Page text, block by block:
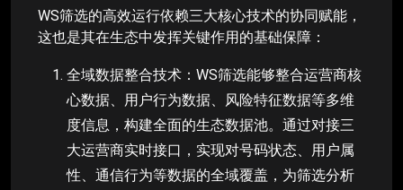
WS筛选的高效运行依赖三大核心技术的协同赋能，
这也是其在生态中发挥关键作用的基础保障：
全域数据整合技术：WS筛选能够整合运营商核
心数据、用户行为数据、风险特征数据等多维
度信息，构建全面的生态数据池。通过对接三
大运营商实时接口，实现对号码状态、用户属
性、通信行为等数据的全域覆盖，为筛选分析